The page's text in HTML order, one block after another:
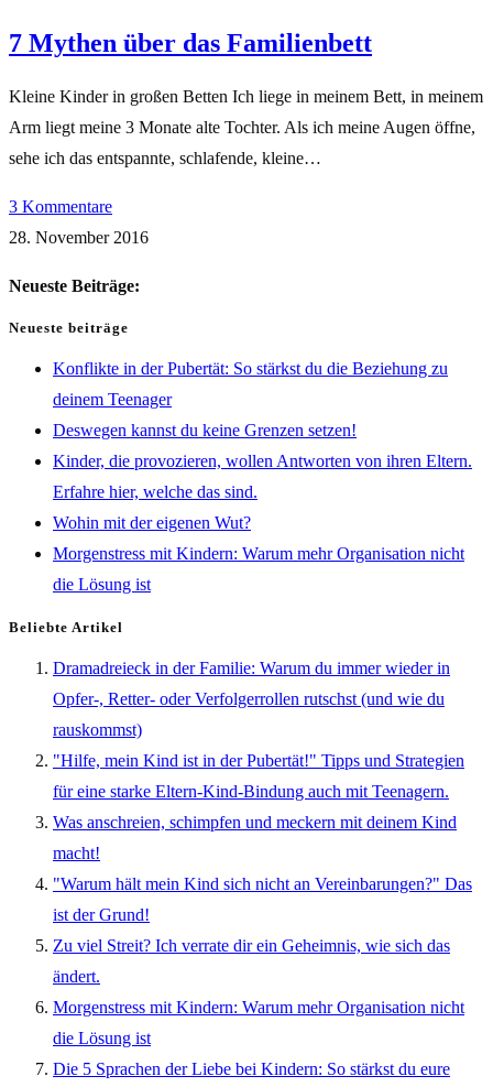
7 Mythen über das Familienbett
Kleine Kinder in großen Betten Ich liege in meinem Bett, in meinem
Arm liegt meine 3 Monate alte Tochter. Als ich meine Augen öffne,
sehe ich das entspannte, schlafende, kleine…
3 Kommentare
28. November 2016
Neueste Beiträge:
Neueste beiträge
Konflikte in der Pubertät: So stärkst du die Beziehung zu
deinem Teenager
Deswegen kannst du keine Grenzen setzen!
Kinder, die provozieren, wollen Antworten von ihren Eltern.
Erfahre hier, welche das sind.
Wohin mit der eigenen Wut?
Morgenstress mit Kindern: Warum mehr Organisation nicht
die Lösung ist
Beliebte Artikel
Dramadreieck in der Familie: Warum du immer wieder in
Opfer-, Retter- oder Verfolgerrollen rutschst (und wie du
rauskommst)
"Hilfe, mein Kind ist in der Pubertät!" Tipps und Strategien
für eine starke Eltern-Kind-Bindung auch mit Teenagern.
Was anschreien, schimpfen und meckern mit deinem Kind
macht!
"Warum hält mein Kind sich nicht an Vereinbarungen?" Das
ist der Grund!
Zu viel Streit? Ich verrate dir ein Geheimnis, wie sich das
ändert.
Morgenstress mit Kindern: Warum mehr Organisation nicht
die Lösung ist
Die 5 Sprachen der Liebe bei Kindern: So stärkst du eure